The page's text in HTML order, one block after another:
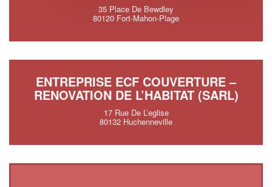
35 Place De Bewdley
80120 Fort-Mahon-Plage
ENTREPRISE ECF COUVERTURE –
RENOVATION DE L’HABITAT (SARL)
17 Rue De L’eglise
80132 Huchenneville